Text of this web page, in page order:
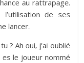
au rattrapage.
de ses
lancer.
? Ah oui, j’ai oublié
le joueur nommé